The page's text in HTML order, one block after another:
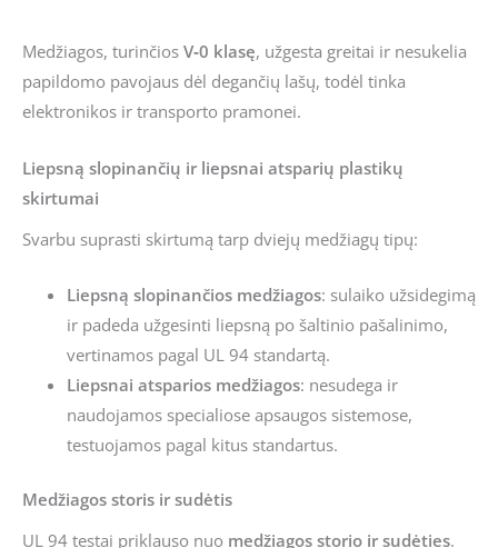
Medžiagos, turinčios V‑0 klasę, užgesta greitai ir nesukelia
papildomo pavojaus dėl degančių lašų, todėl tinka
elektronikos ir transporto pramonei.
Liepsną slopinančių ir liepsnai atsparių plastikų
skirtumai
Svarbu suprasti skirtumą tarp dviejų medžiagų tipų:
Liepsną slopinančios medžiagos: sulaiko užsidegimą
ir padeda užgesinti liepsną po šaltinio pašalinimo,
vertinamos pagal UL 94 standartą.
Liepsnai atsparios medžiagos: nesudega ir
naudojamos specialiose apsaugos sistemose,
testuojamos pagal kitus standartus.
Medžiagos storis ir sudėtis
UL 94 testai priklauso nuo medžiagos storio ir sudėties.